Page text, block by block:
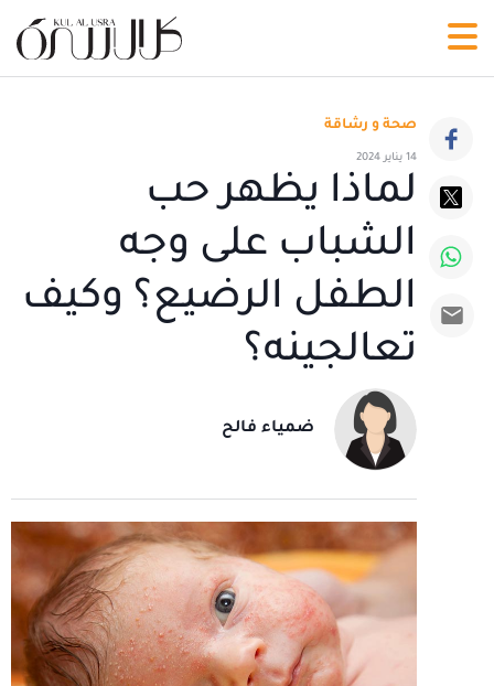
صحة و رشاقة
14 يناير 2024
لماذا يظهر حب
الشباب على وجه
الطفل الرضيع؟ وكيف
تعالجينه؟
ضمياء فالح